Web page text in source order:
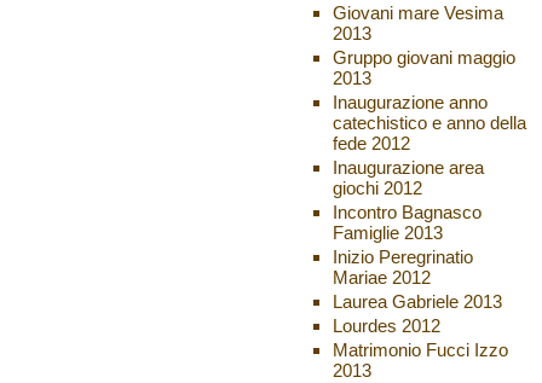
Giovani mare Vesima
2013
Gruppo giovani maggio
2013
Inaugurazione anno
catechistico e anno della
fede 2012
Inaugurazione area
giochi 2012
Incontro Bagnasco
Famiglie 2013
Inizio Peregrinatio
Mariae 2012
Laurea Gabriele 2013
Lourdes 2012
Matrimonio Fucci Izzo
2013